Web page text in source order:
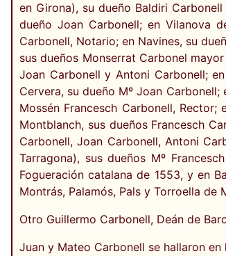
en Girona), su dueño Baldiri
dueño Joan Carbonell; en Vilanova
Carbonell, Notario; en Navines, su
sus dueños Monserrat Carbonel
Joan Carbonell y Antoni Carbonell;
Cervera, su dueño Mº Joan
Mossén Francesch Carbonell,
Montblanch, sus dueños Francesch
Carbonell, Joan Carbonell, Antoni
Tarragona), sus dueños Mº
Fogueración catalana de 1553, y en
Montrás, Palamós, Pals y Torroella de
Otro Guillermo Carbonell, Deán de
Juan y Mateo Carbonell se hallaron